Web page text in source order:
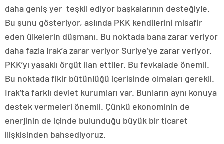
daha geniş yer teşkil ediyor başkalarının desteğiyle.
Bu şunu gösteriyor, aslında PKK kendilerini misafir
eden ülkelerin düşmanı. Bu noktada bana zarar veriyor
daha fazla Irak’a zarar veriyor Suriye’ye zarar veriyor.
PKK’yı yasaklı örgüt ilan ettiler. Bu fevkalade önemli.
Bu noktada fikir bütünlüğü içerisinde olmaları gerekli.
Irak’ta farklı devlet kurumları var. Bunların aynı konuya
destek vermeleri önemli. Çünkü ekonominin de
enerjinin de içinde bulunduğu büyük bir ticaret
ilişkisinden bahsediyoruz.